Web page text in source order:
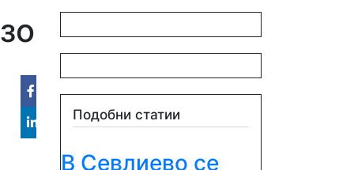
Facebook
Linked
Подобни статии
В Севлиево се